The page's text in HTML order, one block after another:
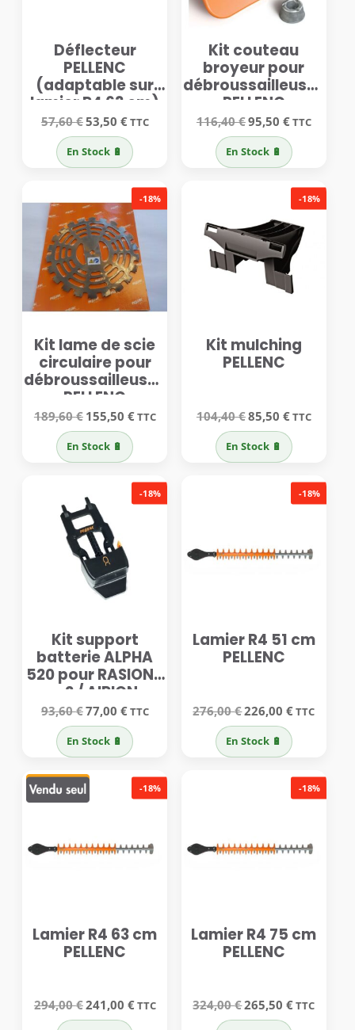
Déflecteur
PELLENC
(adaptable sur
lamier R4 63 cm)
57,60€ Le
prix
initial
était :
57,60 €.
53,50 €Le
actuel
est :
53,50 €.
TTC
En Stock 🔋
Kit couteau
broyeur pour
débroussailleuses
PELLENC
116,40€Le
prix
initial
était :
116,40 €.
95,50 €Le
actuel
est :
TTC
En Stock 🔋
-18%
Kit lame de scie
circulaire pour
débroussailleuses
PELLENC
189,60€ Le
initial
était :
189,60 €.
155,50 €Le
TTC
En Stock 🔋
-18%
Kit mulching
PELLENC
104,40€Le
prix
initial
était :
104,40 €.
85,50 €Le
actuel
est :
TTC
En Stock 🔋
-18%
Kit support
batterie ALPHA
520 pour RASION 1
– 2 / AIRION
PELLENC
93,60€Le
prix
initial
était :
93,60 €.
77,00 €Le
actuel
est :
77,00 €.
TTC
En Stock 🔋
-18%
Lamier R4 51 cm
PELLENC
276,00€Le
initial
était :
276,00 €.
226,00€Le
TTC
En Stock 🔋
-18%
Lamier R4 63 cm
PELLENC
294,00€Le
241,00 €Le
TTC
-18%
Lamier R4 75 cm
PELLENC
324,00€Le
265,50€Le
TTC